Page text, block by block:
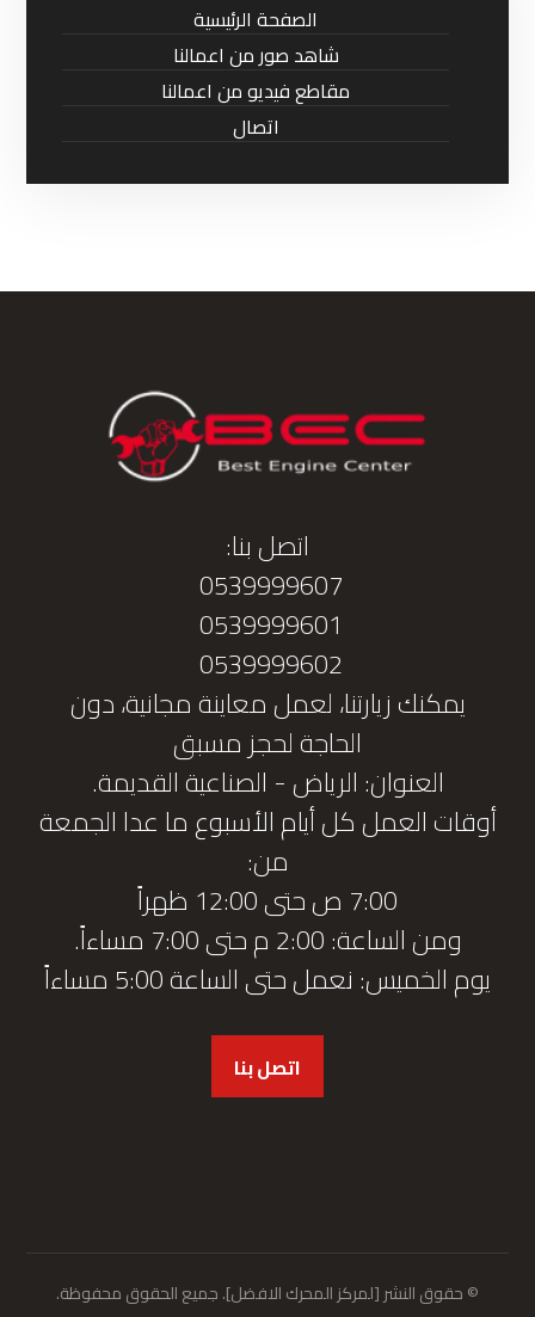
الصفحة الرئيسية
شاهد صور من اعمالنا
مقاطع فيديو من اعمالنا
اتصال
اتصل بنا:
0539999607
0539999601
0539999602
يمكنك زيارتنا، لعمل معاينة مجانية، دون
الحاجة لحجز مسبق
العنوان: الرياض - الصناعية القديمة.
أوقات العمل كل أيام الأسبوع ما عدا الجمعة
من:
7:00 ص حتى 12:00 ظهراً
ومن الساعة: 2:00 م حتى 7:00 مساءاً.
يوم الخميس: نعمل حتى الساعة 5:00 مساءاً
اتصل بنا
© حقوق النشر [لمركز المحرك الافضل]. جميع الحقوق محفوظة.